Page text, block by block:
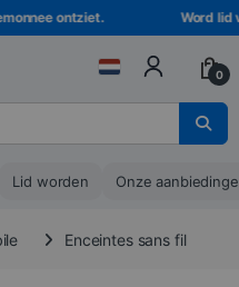
ontziet. Word lid
0
Lid worden Onze
Enceintes sans fil